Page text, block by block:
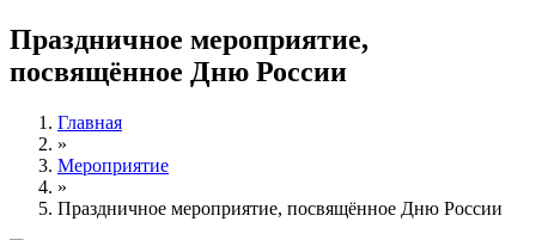
Праздничное мероприятие,
посвящённое Дню России
Главная
»
Мероприятие
»
Праздничное мероприятие, посвящённое Дню России